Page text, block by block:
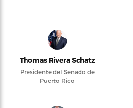
Thomas Rivera Schatz
Presidente del Senado de
Puerto Rico